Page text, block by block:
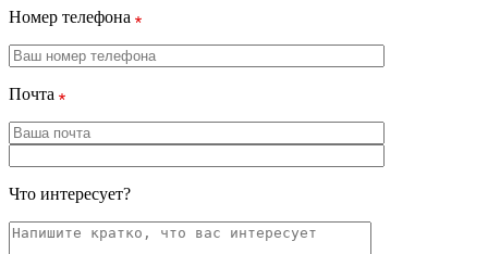
Номер телефона
Почта
Что интересует?